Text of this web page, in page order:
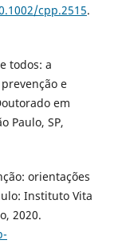
cpp.2515.
todos: a
e
em
Paulo, SP,
orientações
Instituto Vita
2020.